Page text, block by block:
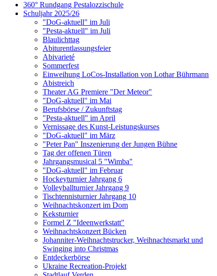
360° Rundgang Pestalozzischule
Schuljahr 2025/26
"DoG-aktuell" im Juli
"Pesta-aktuell" im Juli
Blaulichttag
Abiturentlassungsfeier
Abivarieté
Sommerfest
Einweihung LoCos-Installation von Lothar Bührmann
Abistreich
Theater AG Premiere "Der Meteor"
"DoG-aktuell" im Mai
Berufsbörse / Zukunftstag
"Pesta-aktuell" im April
Vernissage des Kunst-Leistungskurses
"DoG-aktuell" im März
"Peter Pan" Inszenierung der Jungen Bühne
Tag der offenen Türen
Jahrgangsmusical 5 "Wimba"
"DoG-aktuell" im Februar
Hockeyturnier Jahrgang 6
Volleyballturnier Jahrgang 9
Tischtennisturnier Jahrgang 10
Weihnachtskonzert im Dom
Keksturnier
Formel Z "Ideenwerkstatt"
Weihnachtskonzert Bücken
Johanniter-Weihnachtstrucker, Weihnachtsmarkt und
Swinging into Christmas
Entdeckerbörse
Ukraine Recreation-Projekt